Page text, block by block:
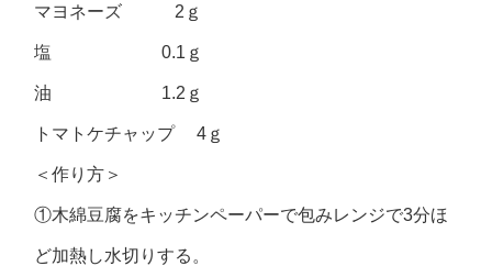
マヨネーズ 2ｇ
塩 0.1ｇ
油 1.2ｇ
トマトケチャップ 4ｇ
＜作り方＞
①木綿豆腐をキッチンペーパーで包みレンジで3分ほ
ど加熱し水切りする。